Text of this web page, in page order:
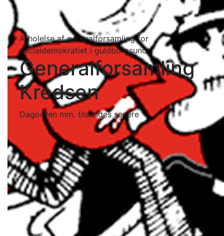
Afholelse af generalforsamling for
socialdemokratiet i guldborgsund
Generalforsamling
Kredsen
Dagorden mm. tilsendes senere